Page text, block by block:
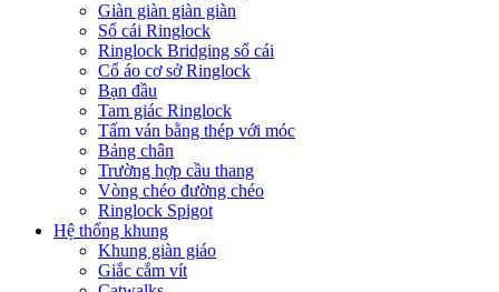
Giàn giàn giàn giàn
Sổ cái Ringlock
Ringlock Bridging sổ cái
Cổ áo cơ sở Ringlock
Bạn đầu
Tam giác Ringlock
Tấm ván bằng thép với móc
Bảng chân
Trường hợp cầu thang
Vòng chéo đường chéo
Ringlock Spigot
Hệ thống khung
Khung giàn giáo
Giắc cắm vít